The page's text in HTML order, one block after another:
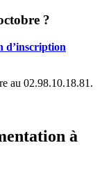
?
d’inscription
au 02.98.10.18.81.
à